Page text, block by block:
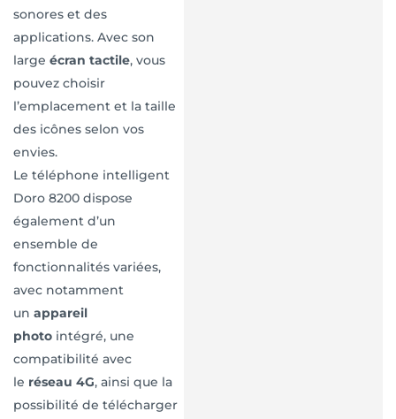
sonores et des
applications. Avec son
large écran tactile, vous
pouvez choisir
l’emplacement et la taille
des icônes selon vos
envies.
Le téléphone intelligent
Doro 8200 dispose
également d’un
ensemble de
fonctionnalités variées,
avec notamment
un appareil
photo intégré, une
compatibilité avec
le réseau 4G, ainsi que la
possibilité de télécharger